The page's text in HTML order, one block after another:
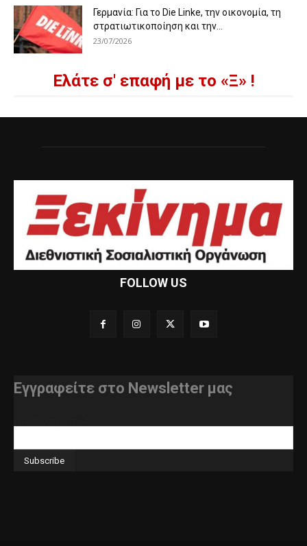
Γερμανία: Για το Die Linke, την οικονομία, τη
στρατιωτικοποίηση και την...
23/07/2026
Ελάτε σ' επαφή με το «Ξ» !
FOLLOW US
Εγγραφείτε στο Newsletter μας